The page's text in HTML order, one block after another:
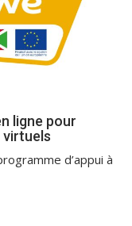
ligne pour
virtuels
d’appui à